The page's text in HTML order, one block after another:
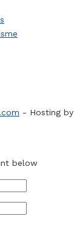
- Hosting by
below